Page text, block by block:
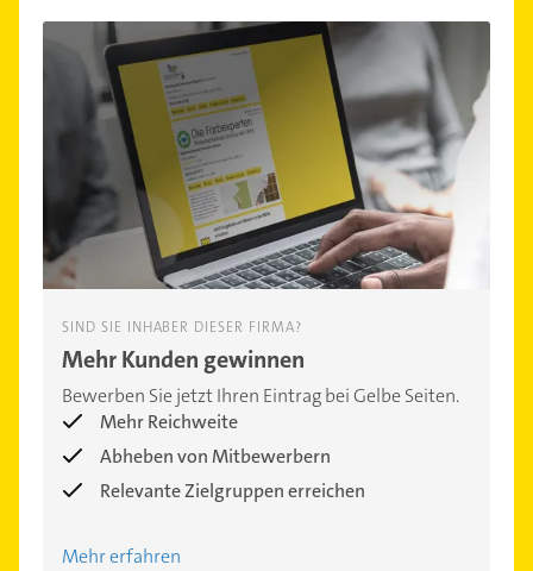
SIND SIE INHABER DIESER FIRMA?
Mehr Kunden gewinnen
Bewerben Sie jetzt Ihren Eintrag bei Gelbe Seiten.
Mehr Reichweite
Abheben von Mitbewerbern
Relevante Zielgruppen erreichen
Mehr erfahren